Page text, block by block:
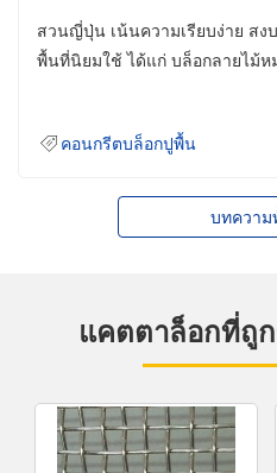
สวนญี่ปุ่น เน้นความเรียบง่าย ส
พื้นที่นิยมใช้ ได้แก่ บล็อกลายไม้
คอนกรีตบล็อกปูพื้น
บทความ
แคตตาล็อกที่ถู